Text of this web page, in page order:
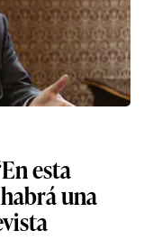
esta
una